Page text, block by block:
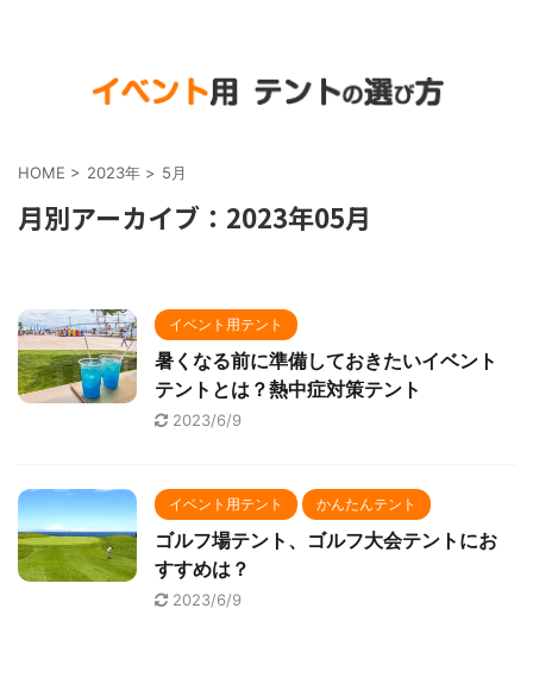
HOME > 2023年 > 5月
月別アーカイブ：2023年05月
イベント用テント
暑くなる前に準備しておきたいイベント
テントとは？熱中症対策テント
2023/6/9
イベント用テント かんたんテント
ゴルフ場テント、ゴルフ大会テントにお
すすめは？
2023/6/9